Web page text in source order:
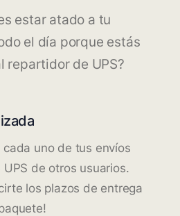
estar atado a tu
el día porque estás
repartidor de UPS?
cada uno de tus envíos
de otros usuarios.
los plazos de entrega